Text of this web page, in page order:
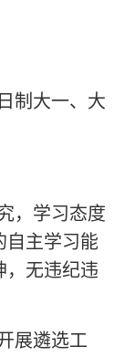
制大一、大
，学习态度
自主学习能
，无违纪违
展遴选工